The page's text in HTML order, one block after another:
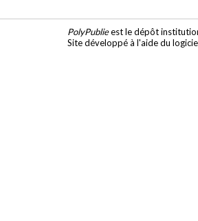
PolyPublieest le dépôt
Site développé à l'aide du